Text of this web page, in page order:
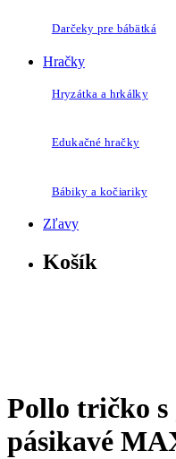
Darčeky pre bábätká
Hračky
Hryzátka a hrkálky
Edukačné hračky
Bábiky a kočiariky
Zľavy
Košík
Pollo tričko
pásikavé